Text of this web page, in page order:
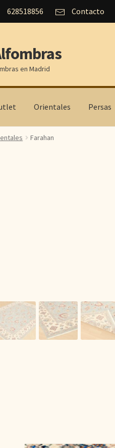
628518856 Contacto
en Madrid
Orientales Persas
Farahan